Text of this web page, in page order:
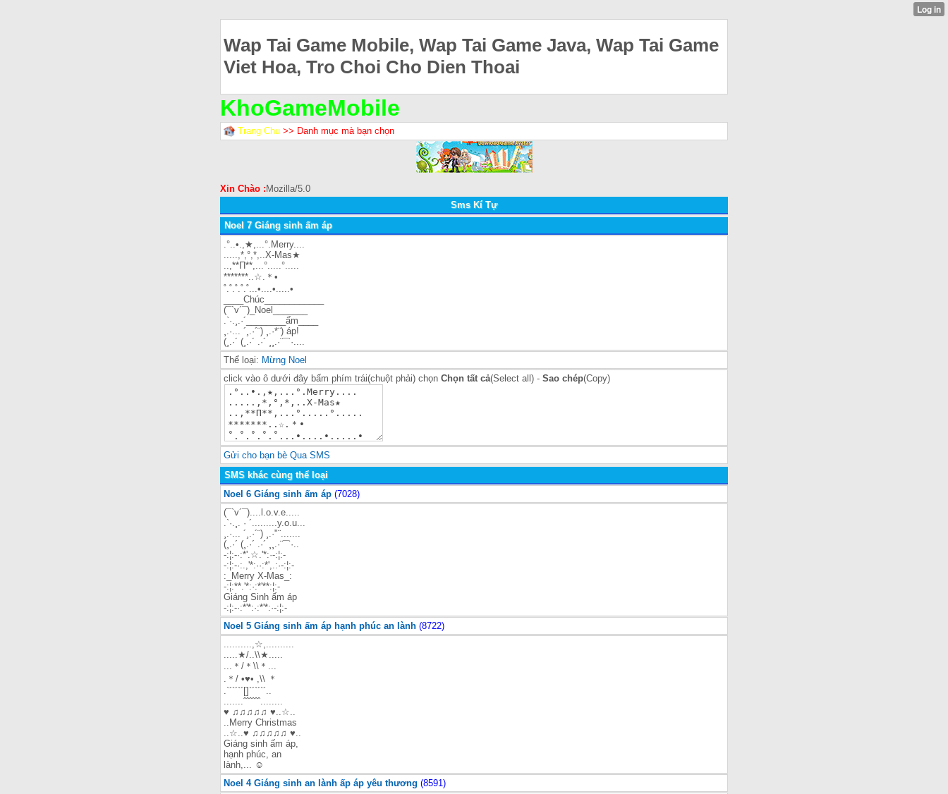
Wap Tai Game Mobile, Wap Tai Game Java, Wap Tai Game
Viet Hoa, Tro Choi Cho Dien Thoai
KhoGameMobile
Trang Chu >> Danh mục mà bạn chọn
Xin Chào : Mozilla/5.0
Sms Kí Tự
Noel 7 Giáng sinh ấm áp
.°..•.,★,...°.Merry....
.....,*,°,*,..X-Mas★
..,**Π**,...°.....°.....
*******..☆.＊•
˚.˚.˚.˚.˚...•....•.....•
____Chúc____________
(¯`v´¯)_Noel_______
.`·.¸.·´________ấm____
¸.·... ´¸.·´¨) ¸.·*¨) áp!
(¸.·´ (¸.·´ .·´ ¸¸.·¨¯`·....
Thể loại: Mừng Noel
click vào ô dưới đây bấm phím trái(chuột phải) chọn Chọn tất cả(Select all) - Sao chép(Copy)
Gửi cho bạn bè Qua SMS
SMS khác cùng thể loại
Noel 6 Giáng sinh ấm áp (7028)
(¯`v´¯)....l.o.v.e.....
.`·.¸. · ´.........y.o.u...
¸.·... ´¸.·´¨) ¸.·"¨.......
(¸.·´ (¸.·´ .·´ ¸¸.·¨¯`·..
-:¦:-·:*'.☆.'*:·-:¦:-
-:¦:-·:.,'*:··:*',.:·-:¦:-
:_Merry X-Mas_:
-:¦:**.'*:·:*'**:¦:-
Giáng Sinh ấm áp
-:¦:-·:*'*:·:*'*:·-:¦:-
Noel 5 Giáng sinh ấm áp hạnh phúc an lành (8722)
..........,☆,..........
.....★/..\\★.....
...＊/＊\\＊...
.＊/ •♥• ,\\ ＊
.`´`´`´[]`´`´`´..
.......ˆˆˆˆˆˆ........
♥ ♫♫♫♫♫ ♥..☆..
..Merry Christmas
..☆..♥ ♫♫♫♫♫ ♥..
Giáng sinh ấm áp,
hạnh phúc, an
lành,... ☺
Noel 4 Giáng sinh an lành ấp áp yêu thương (8591)